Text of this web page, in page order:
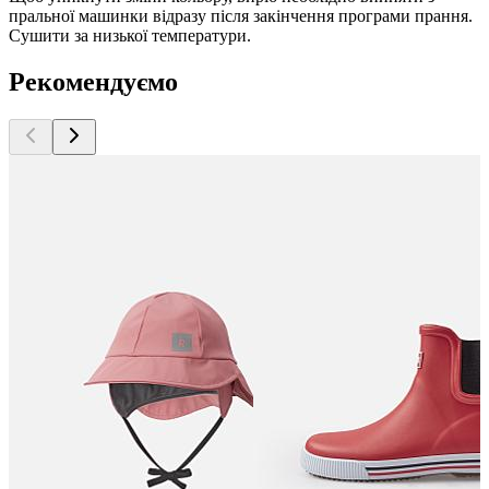
пральної машинки відразу після закінчення програми прання.
Сушити за низької температури.
Рекомендуємо